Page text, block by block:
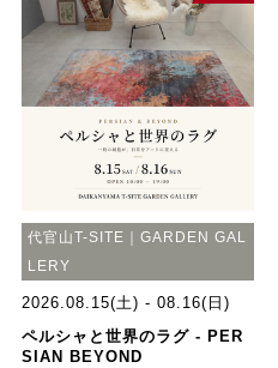
代官山T-SITE｜GARDEN GAL
LERY
2026.08.15(土) - 08.16(日)
ペルシャと世界のラグ - PER
SIAN BEYOND